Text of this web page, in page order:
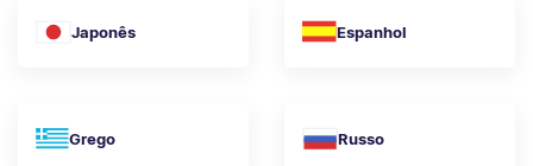
Japonês Espanhol
Grego Russo